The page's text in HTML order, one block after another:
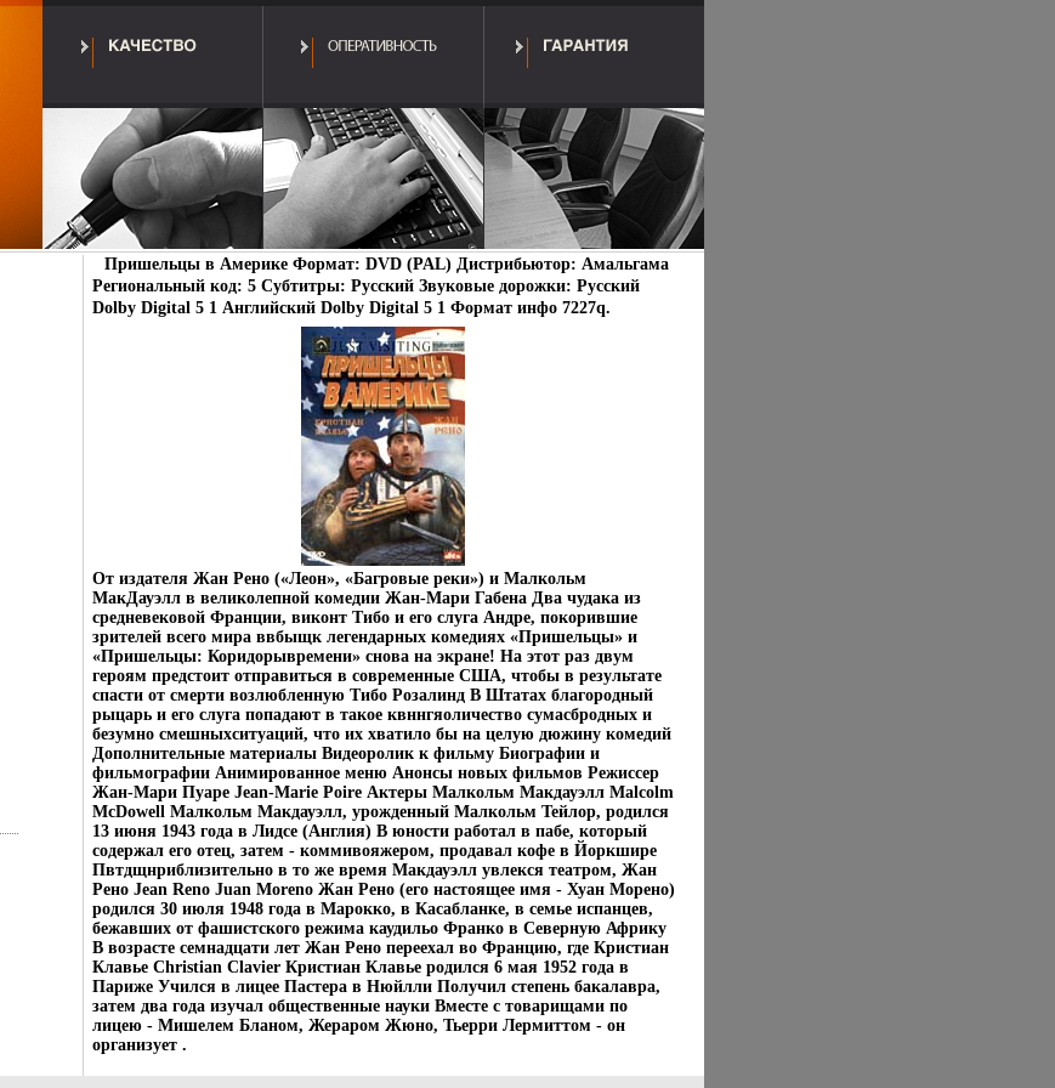
Пришельцы в Америке Формат: DVD (PAL) Дистрибьютор: Амальгама
Региональный код: 5 Субтитры: Русский Звуковые дорожки: Русский
Dolby Digital 5 1 Английский Dolby Digital 5 1 Формат инфо 7227q.
От издателя Жан Рено («Леон», «Багровые реки») и Малкольм
МакДауэлл в великолепной комедии Жан-Mари Габена Два чудака из
средневековой Франции, виконт Тибо и его слуга Андре, покорившие
зрителей всего мира ввбыщк легендарных комедиях «Пришельцы» и
«Пришельцы: Коридорывремени» снова на экране! На этот раз двум
героям предстоит отправиться в современные США, чтобы в результате
спасти от смерти возлюбленную Тибо Розалинд В Штатах благородный
рыцарь и его слуга попадают в такое квннгяоличество сумасбродных и
безумно смешныхситуаций, что их хватило бы на целую дюжину комедий
Дополнительные материалы Видеоролик к фильму Биографии и
фильмографии Анимированное меню Анонсы новых фильмов Режиссер
Жан-Мари Пуаре Jean-Marie Poire Актеры Малкольм Макдауэлл Malcolm
McDowell Малкольм Макдауэлл, урожденный Малкольм Тейлор, родился
13 июня 1943 года в Лидсе (Англия) В юности работал в пабе, который
содержал его отец, затем - коммивояжером, продавал кофе в Йоркшире
Пвтдщнриблизительно в то же время Макдауэлл увлекся театром, Жан
Рено Jean Reno Juan Moreno Жан Рено (его настоящее имя - Хуан Морено)
родился 30 июля 1948 года в Марокко, в Касабланке, в семье испанцев,
бежавших от фашистского режима каудильо Франко в Северную Африку
В возрасте семнадцати лет Жан Рено переехал во Францию, где Кристиан
Клавье Christian Clavier Кристиан Клавье родился 6 мая 1952 года в
Париже Учился в лицее Пастера в Нюйлли Получил степень бакалавра,
затем два года изучал общественные науки Вместе с товарищами по
лицею - Мишелем Бланом, Жераром Жюно, Тьерри Лермиттом - он
организует .